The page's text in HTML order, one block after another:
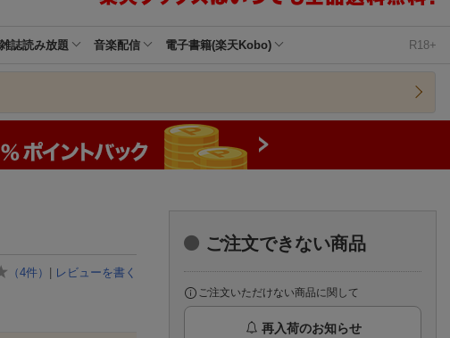
楽天チケット
エンタメニュース
推し楽
雑誌読み放題 音楽配信 電子書籍(楽天Kobo) R18+
（4件） | レビューを書く
ご注文できない商品
ご注文いただけない商品に関して
再入荷のお知らせ